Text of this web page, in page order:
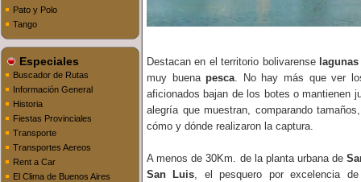
Pato y Polo
Tango
Especiales
Buscador de Rutas
Información General
Historia
Fiestas Provinciales
Transporte
Transportes Aereos
Rent a Car
El Clima de Buenos Aires
Destacan en el territorio bolivarense
muy buenapesca. No hay más que ver
aficionados bajan de los botes o mantienen
alegría que muestran, comparando
cómo y dónde realizaron la captura.
A menos de 30Km. de la planta urbana de
San Luis, el pesquero por excelencia